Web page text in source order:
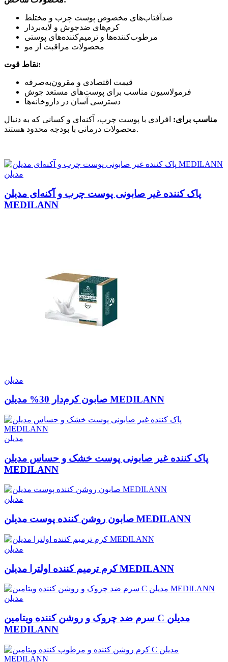
ضدآفتاب‌های مخصوص پوست چرب و مختلط
کرم‌های ضدجوش و لایه‌بردار
مرطوب‌کننده‌ها و ترمیم‌کننده‌های پوستی
محصولات مراقبت از مو
نقاط قوت:
قیمت اقتصادی و مقرون‌به‌صرفه
فرمولاسیون مناسب برای پوست‌های مستعد جوش
دسترسی آسان در داروخانه‌ها
مناسب برای: افرادی با پوست چرب، آکنه‌ای و کسانی که به دنبال
محصولات درمانی با بودجه محدود هستند.
مدیلن
پاک کننده غیر صابونی پوست چرب و آکنه‌ای مدیلن
MEDILANN
مدیلن
صابون کرم‌دار 30% مدیلن MEDILANN
مدیلن
پاک کننده غیر صابونی پوست خشک و حساس مدیلن
MEDILANN
مدیلن
صابون روشن کننده پوست مدیلن MEDILANN
مدیلن
کرم ترمیم کننده اولترا مدیلن MEDILANN
مدیلن
سرم ضد چروک و روشن کننده ویتامین C مدیلن
MEDILANN